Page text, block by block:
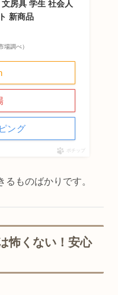
房具 学生 社会人
新商品
場調べ）
ング
ポチップ
ものばかりです。
怖くない！安心